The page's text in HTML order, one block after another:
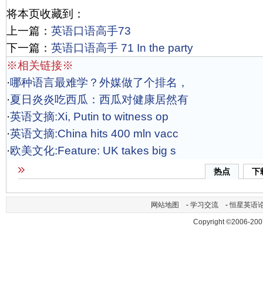
将本页收藏到：
上一篇： 英语口语高手73
下一篇： 英语口语高手 71 In the party
※相关链接※
·哪种语言最难学？外媒做了个排名，
·夏日炎炎吃西瓜：西瓜对健康居然有
·英语文摘:Xi, Putin to witness op
·英语文摘:China hits 400 mln vacc
·欧美文化:Feature: UK takes big s
热点 下
网站地图 - 学习交流 -恒星英语
Copyright ©2006-